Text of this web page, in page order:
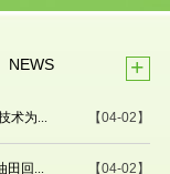
NEWS +
【04-02】
术为...
【04-02】
田回...